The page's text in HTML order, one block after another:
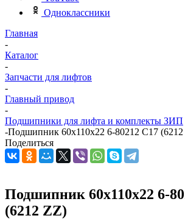
Одноклассники
Главная
-
Каталог
-
Запчасти для лифтов
-
Главный привод
-
Подшипники для лифта и комплекты ЗИП
-Подшипник 60х110х22 6-80212 С17
Поделиться
Подшипник 60х110х22 6-
(6212 ZZ)